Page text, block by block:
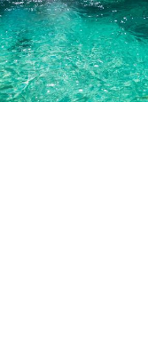
não será cobrado
valor integral do
lev